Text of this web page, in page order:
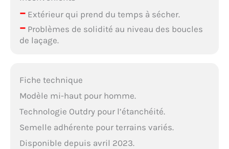
–Extérieur qui prend du temps à sécher.
–Problèmes de solidité au niveau des boucles
de laçage.
Fiche technique
Modèle mi-haut pour homme.
Technologie Outdry pour l’étanchéité.
Semelle adhérente pour terrains variés.
Disponible depuis avril 2023.